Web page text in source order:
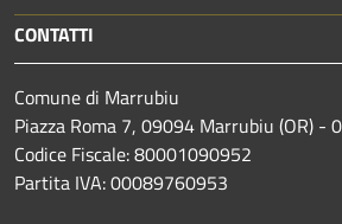
CONTATTI
Comune di Marrubiu
Piazza Roma 7, 09094 Marrubiu (OR) -
Codice Fiscale: 80001090952
Partita IVA: 00089760953